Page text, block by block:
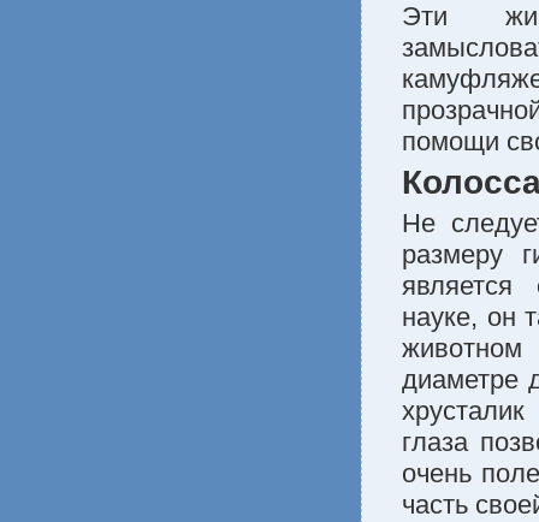
Эти
помощи
Не
размеру
науке, он
животном
диаметре
глаза
очень
часть